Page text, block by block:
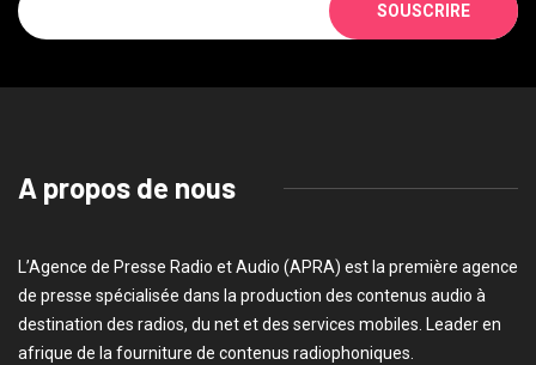
SOUSCRIRE
A propos de nous
L’Agence de Presse Radio et Audio (APRA) est la première agence
de presse spécialisée dans la production des contenus audio à
destination des radios, du net et des services mobiles. Leader en
afrique de la fourniture de contenus radiophoniques.